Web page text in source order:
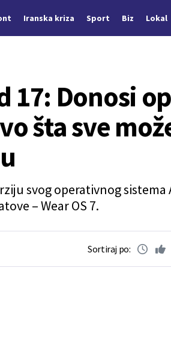
Iranska kriza Sport Biz Lokal
17: Donosi
šta sve
svog operativnog sistema
– Wear OS 7.
Sortiraj po: